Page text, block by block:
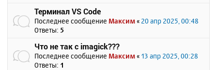
Терминал VS Code
Последнее сообщение Максим « 20 апр 2025, 00:48
Ответы: 5
Что не так с imagick???
Последнее сообщение Максим « 13 апр 2025, 00:28
Ответы: 1